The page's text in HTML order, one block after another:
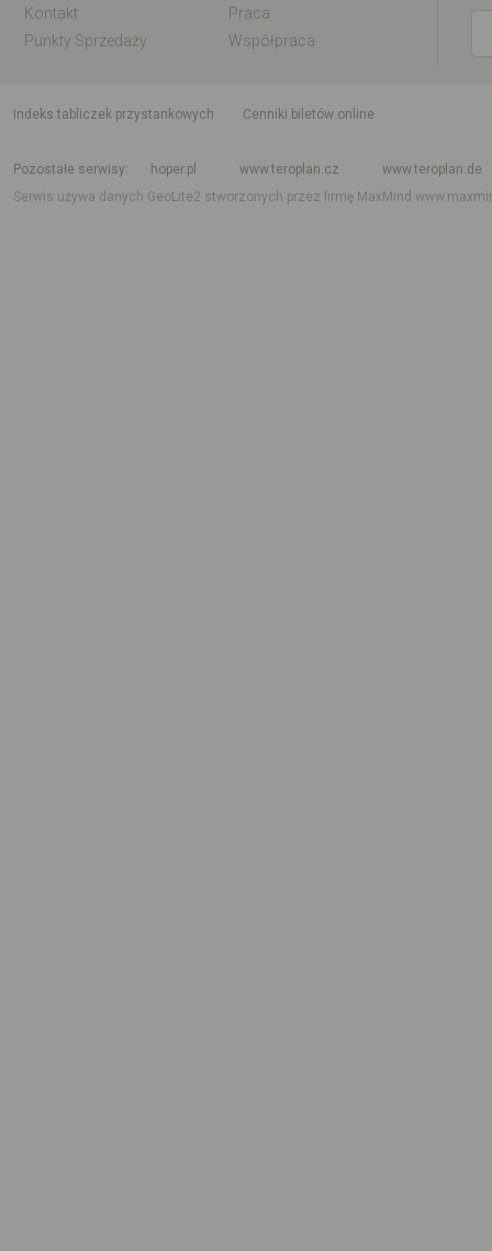
Kontakt
Praca
Punkty Sprzedaży
Współpraca
indeks tabliczek przystankowych
Cenniki biletów online
Pozostałe serwisy
hoper.pl www.teroplan.cz
www.teroplan.de
Serwis używa danych GeoLite2 stworzonych przez firmę MaxMind